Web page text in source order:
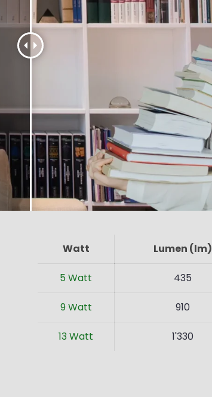
Watt Lumen (lm)
5 Watt 435
9 Watt 910
13 Watt 1'330